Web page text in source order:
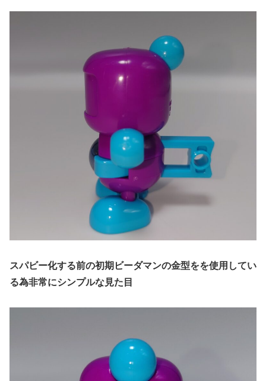
スパビー化する前の初期ビーダマンの金型をを使用してい
る為非常にシンプルな見た目